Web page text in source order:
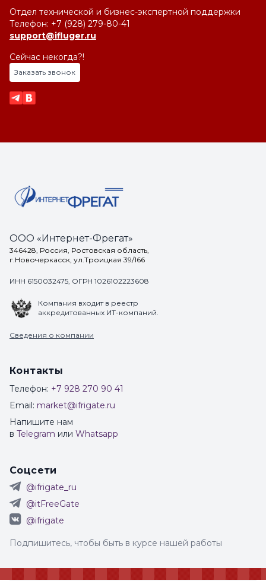
Отдел технической и бизнес-экспертной поддержки
Телефон: +7 (928) 279-80-41
support@ifluger.ru
Сейчас некогда?!
Заказать звонок
ООО «Интернет-Фрегат»
346428, Россия, Ростовская область,
г.Новочеркасск, ул.Троицкая 39/166
ИНН 6150032475, ОГРН 1026102223608
Компания входит в реестр
аккредитованных ИТ-компаний.
Сведения о компании
Контакты
Телефон: +7 928 270 90 41
Email: market@ifrigate.ru
Напишите нам
в Telegram или Whatsapp
Соцсети
@ifrigate_ru
@itFreeGate
@ifrigate
Подпишитесь, чтобы быть в курсе нашей работы